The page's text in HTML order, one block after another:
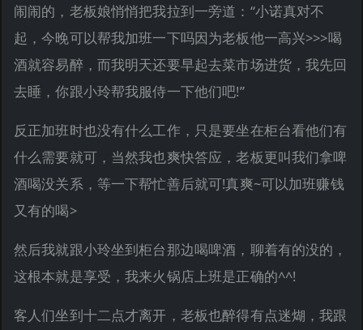
闹闹的，老板娘悄悄把我拉到一旁道：“小诺真对不
起，今晚可以帮我加班一下吗因为老板他一高兴>>>喝
酒就容易醉，而我明天还要早起去菜市场进货，我先回
去睡，你跟小玲帮我服侍一下他们吧!”
反正加班时也没有什么工作，只是要坐在柜台看他们有
什么需要就可，当然我也爽快答应，老板更叫我们拿啤
酒喝没关系，等一下帮忙善后就可!真爽~可以加班赚钱
又有的喝>
然后我就跟小玲坐到柜台那边喝啤酒，聊着有的没的，
这根本就是享受，我来火锅店上班是正确的^^!
客人们坐到十二点才离开，老板也醉得有点迷煳，我跟